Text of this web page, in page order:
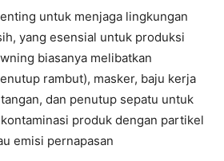
untuk menjaga lingkungan
yang esensial untuk produksi
biasanya melibatkan
rambut), masker, baju kerja
dan penutup sepatu untuk
produk dengan partikel
emisi pernapasan